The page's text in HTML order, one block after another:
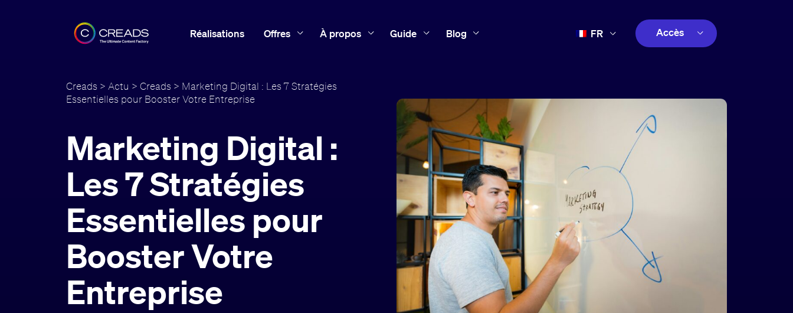
Réalisations Offres À propos Guide Blog FR
PT
Accès
créatif
Creads > Actu >Creads > Marketing Digital : Les 7 Stratégies
Essentielles pour Booster Votre Entreprise
Marketing Digital :
Les 7 Stratégies
Essentielles pour
Booster Votre
Entreprise